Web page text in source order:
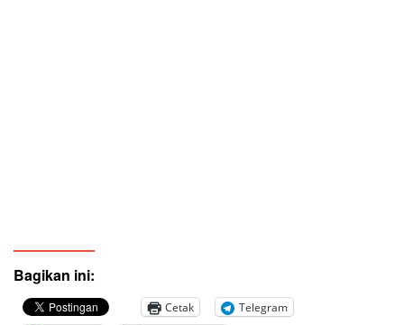
Bagikan ini:
Cetak
Telegram